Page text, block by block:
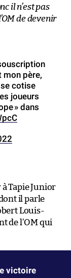
il n’est pas
de devenir
mon père,
cotise
joueurs
» dans
Tapie Junior
il parle
Louis-
de l’OM qui
victoire